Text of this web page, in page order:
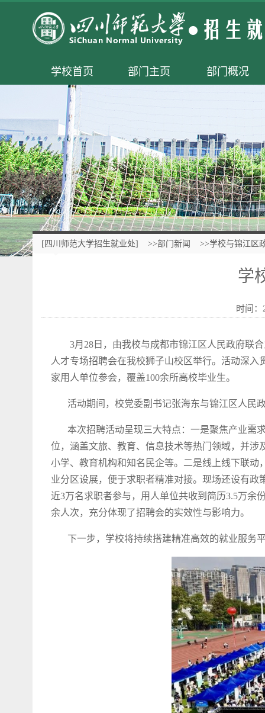
学校首页 部门主页 部门概况
[四川师范大学招生就业处] >>部门新闻 >>学校与锦江区
学
时间
3月28日，由我校与成都市锦江区人民政府联合
人才专场招聘会在我校狮子山校区举行。活动深
家用人单位参会，覆盖100余所高校毕业生。
活动期间，校党委副书记张海东与锦江区人民
本次招聘活动呈现三大特点：一是聚焦产业需求
位，涵盖文旅、教育、信息技术等热门领域，并
小学、教育机构和知名民企等。二是线上线下联动
业分区设展，便于求职者精准对接。现场还设有
近3万名求职者参与，用人单位共收到简历3.5万余
余人次，充分体现了招聘会的实效性与影响力。
下一步，学校将持续搭建精准高效的就业服务